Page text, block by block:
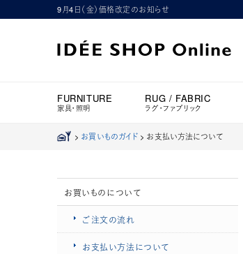
9月4日（金）価格改定のお知らせ
FURNITURE
家具・照明
RUG / FABRIC
ラグ・ファブリック
> お買いものガイド > お支払い方法について
お買いものについて
ご注文の流れ
お支払い方法について